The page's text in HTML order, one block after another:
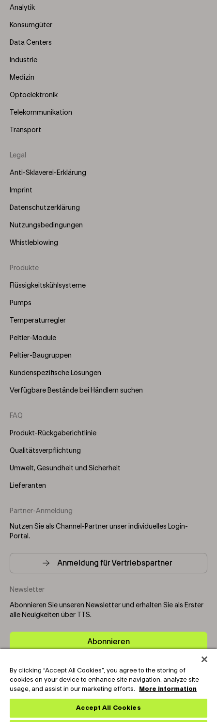
Menu
Analytik
Konsumgüter
Data Centers
Industrie
Medizin
Optoelektronik
Telekommunikation
Transport
Legal
Anti-Sklaverei-Erklärung
Imprint
Datenschutzerklärung
Nutzungsbedingungen
Whistleblowing
Footer
Menu
Produkte
Flüssigkeitskühlsysteme
Pumps
Temperaturregler
Peltier-Module
Peltier-Baugruppen
Kundenspezifische Lösungen
Verfügbare Bestände bei Händlern suchen
FAQ
Produkt-Rückgaberichtlinie
Qualitätsverpflichtung
Umwelt, Gesundheit und Sicherheit
Lieferanten
Partner-Anmeldung
Nutzen Sie als Channel-Partner unser individuelles Login-
Portal.
Anmeldung für Vertriebspartner
Newsletter
Abonnieren Sie unseren Newsletter und erhalten Sie als Erster
alle Neuigkeiten über TTS.
Abonnieren
Copyright © 2025-2026 Tark Thermal Solutions. All rights
reserved.
By clicking “Accept All Cookies”, you agree to the storing of
cookies on your device to enhance site navigation, analyze site
usage, and assist in our marketing efforts.
More information
Accept All Cookies